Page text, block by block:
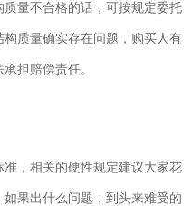
量不合格的话，可按规定委托
质量确实存在问题，购买人有
担赔偿责任。
，相关的硬性规定建议大家花
果出什么问题，到头来难受的